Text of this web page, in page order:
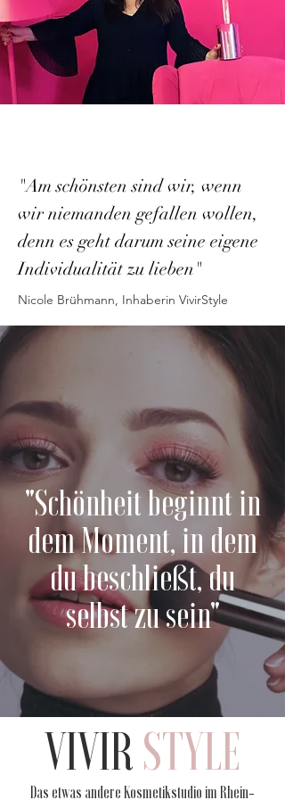
"Am schönsten sind wir, wenn
wir niemanden gefallen wollen,
denn es geht darum seine eigene
Individualität zu lieben"
Nicole Brühmann, Inhaberin VivirStyle
"Schönheit beginnt in
dem Moment, in dem
du beschließt, du
selbst zu sein"
VIVIR STYLE
Das etwas andere Kosmetikstudio im Rhein-